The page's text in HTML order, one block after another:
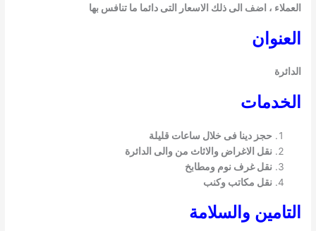
، اضف الى ذلك الاسعار التى دائما ما تنافس بها
حجز دينا فى خلال ساعات قليلة
نقل الاغراض والاثاث من والى الدائرة
نقل غرف نوم ومطابخ
نقل مكاتب وكنب
والسلامة